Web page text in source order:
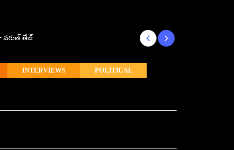
వరుణ్ తేజ్
INTERVIEWS POLITICAL